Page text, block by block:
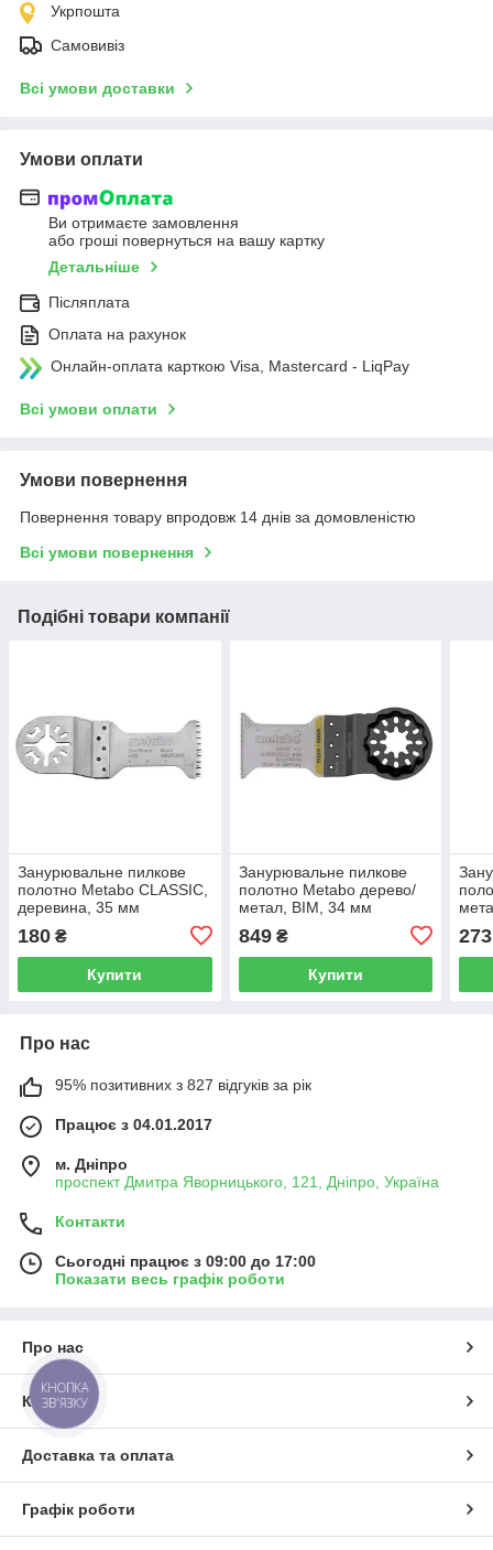
Укрпошта
Самовивіз
Всі умови доставки
Умови оплати
Ви отримаєте замовлення
або гроші повернуться на вашу картку
Детальніше
Післяплата
Оплата на рахунок
Онлайн-оплата карткою Visa, Mastercard - LiqPay
Всі умови оплати
Умови повернення
Повернення товару впродовж 14 днів за домовленістю
Всі умови повернення
Подібні товари компанії
Занурювальне пилкове
полотно Metabo CLASSIC,
деревина, 35 мм
180 ₴
Купити
Занурювальне пилкове
полотно Metabo дерево/
метал, BIM, 34 мм
849₴
Купити
273
Про нас
95% позитивних з 827 відгуків за рік
Працює з 04.01.2017
м. Дніпро
проспект Дмитра Яворницького, 121, Дніпро, Україна
Контакти
Сьогодні працює з 09:00 до 17:00
Показати весь графік роботи
Про нас
Контакти
Доставка та оплата
Графік роботи
КНОПКА
ЗВ'ЯЗКУ